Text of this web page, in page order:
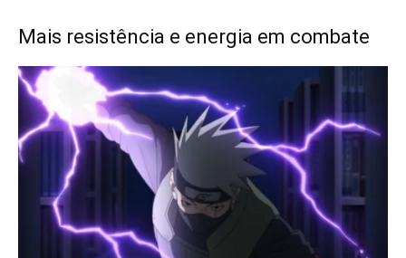
Mais resistência e energia em combate